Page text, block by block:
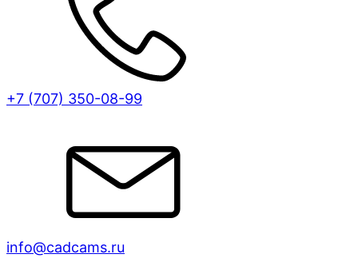
+7 (707) 350-08-99
info@cadcams.ru